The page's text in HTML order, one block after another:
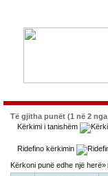
Të gjitha punët (1 në 2 nga
Kërkimi i tanishëm
Ridefino kërkimin
Kërkoni punë edhe një herë»